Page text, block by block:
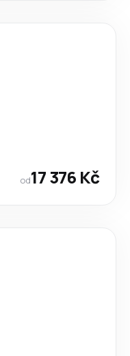
od17 376 Kč